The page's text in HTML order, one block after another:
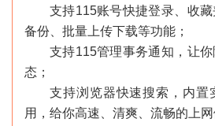
支持115账号快捷登录、收
备份、批量上传下载等功能；
支持115管理事务通知，让
态；
支持浏览器快速搜索，内置
用，给你高速、清爽、流畅的上网